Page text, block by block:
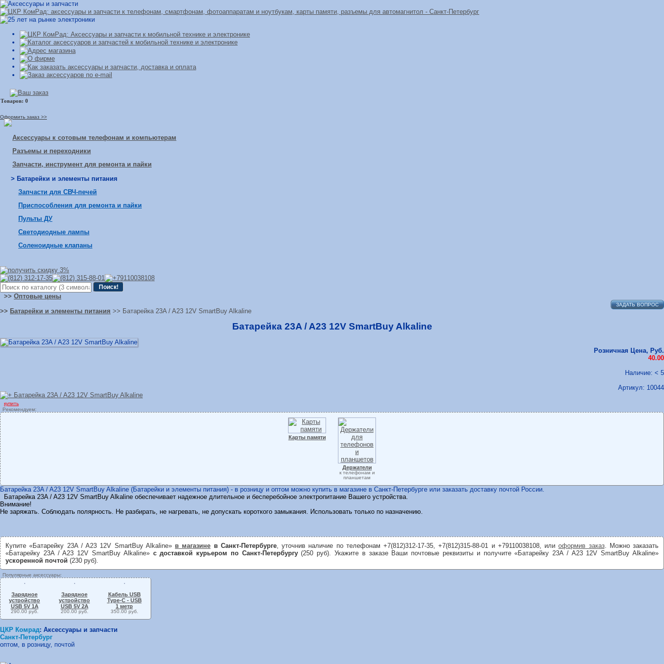
Оформить заказ >>
Аксессуары к сотовым телефонам и компьютерам
Разъемы и переходники
Запчасти, инструмент для ремонта и пайки
> Батарейки и элементы питания
Запчасти для СВЧ-печей
Приспособления для ремонта и пайки
Пульты ДУ
Светодиодные лампы
Соленоидные клапаны
>> Оптовые цены
ЗАДАТЬ ВОПРОС
>> Батарейки и элементы питания >> Батарейка 23A / A23 12V SmartBuy Alkaline
Батарейка 23A / A23 12V SmartBuy Alkaline
Розничная Цена, Руб.
40.00
Наличие: < 5
Артикул: 10044
купить
Рекомендуем:
Карты памяти
Держатели
к телефонам и
планшетам
Батарейка 23A / A23 12V SmartBuy Alkaline (Батарейки и элементы питания) - в розницу и оптом можно купить в магазине в Санкт-Петербурге или заказать доставку почтой России.
Батарейка 23A / A23 12V SmartBuy Alkaline обеспечивает надежное длительное и бесперебойное электропитание Вашего устройства.
Внимание!
Не заряжать. Соблюдать полярность. Не разбирать, не нагревать, не допускать короткого замыкания. Использовать только по назначению.
Купите «Батарейку 23A / A23 12V SmartBuy Alkaline» в магазине в Санкт-Петербурге, уточнив наличие по телефонам +7(812)312-17-35, +7(812)315-88-01 и +79110038108, илиоформив заказ. Можно заказать
«Батарейку 23A / A23 12V SmartBuy Alkaline» с доставкой курьером по Санкт-Петербургу(250 руб). Укажите в заказе Ваши почтовые реквизиты и получите «Батарейку 23A / A23 12V SmartBuy Alkaline»
ускоренной почтой (230 руб).
Популярные аксессуары:
Зарядное
устройство
USB 5V 1A
290.00 руб.
Зарядное
устройство
USB 5V 2A
200.00 руб.
Кабель USB
Type-C - USB
1 метр
350.00 руб.
ЦКР Комрад: Аксессуары и запчасти
Санкт-Петербург
оптом, в розницу, почтой